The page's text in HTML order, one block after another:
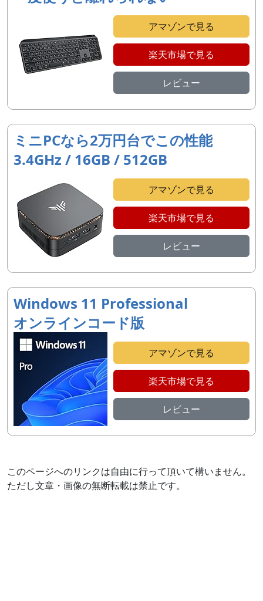
アマゾンで見る
楽天市場で見る
レビュー
ミニPCなら2万円台でこの性能
3.4GHz / 16GB / 512GB
アマゾンで見る
楽天市場で見る
レビュー
Windows 11 Professional
オンラインコード版
アマゾンで見る
楽天市場で見る
レビュー
このページへのリンクは自由に行って頂いて構いません。
ただし文章・画像の無断転載は禁止です。